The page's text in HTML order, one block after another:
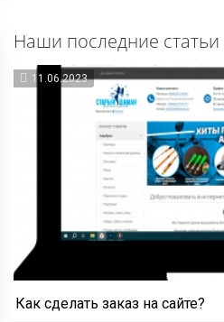
Наши последние статьи
11.06.2023
Как сделать заказ на сайте?